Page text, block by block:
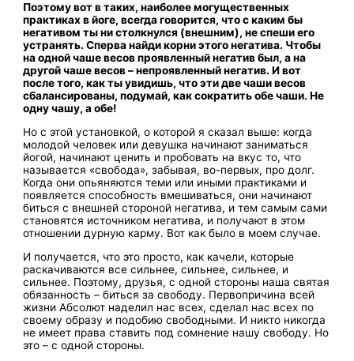
Поэтому вот в таких, наиболее могущественных
практиках в йоге, всегда говорится, что с каким бы
негативом ты ни столкнулся (внешним), не спеши его
устранять. Сперва найди корни этого негатива. Чтобы
на одной чаше весов проявленный негатив был, а на
другой чаше весов – непроявленный негатив. И вот
после того, как ты увидишь, что эти две чаши весов
сбалансированы, подумай, как сократить обе чаши. Не
одну чашу, а обе!
Но с этой установкой, о которой я сказал выше: когда
молодой человек или девушка начинают заниматься
йогой, начинают ценить и пробовать на вкус то, что
называется «свобода», забывая, во-первых, про долг.
Когда они опьяняются теми или иными практиками и
появляется способность вмешиваться, они начинают
биться с внешней стороной негатива, и тем самым сами
становятся источником негатива, и получают в этом
отношении дурную карму. Вот как было в моем случае.
И получается, что это просто, как качели, которые
раскачиваются все сильнее, сильнее, сильнее, и
сильнее. Поэтому, друзья, с одной стороны наша святая
обязанность – биться за свободу. Первопричина всей
жизни Абсолют наделил нас всех, сделал нас всех по
своему образу и подобию свободными. И никто никогда
не имеет права ставить под сомнение нашу свободу. Но
это – с одной стороны.